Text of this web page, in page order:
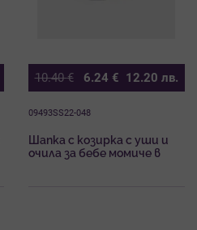
10.40€ 6.24 € 12.20 лв.
09493SS22-048
Шапка с козирка с уши и
очила за бебе момиче в